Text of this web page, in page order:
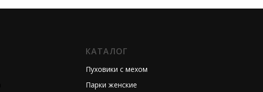
КАТАЛОГ
Пуховики с мехом
Парки женские